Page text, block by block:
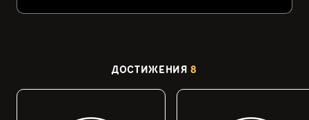
ДОСТИЖЕНИЯ8